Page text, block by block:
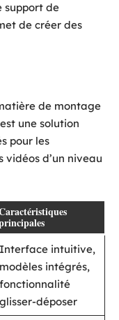
support de
de créer des
de montage
une solution
pour les
d’un niveau
Interface intuitive,
modèles intégrés,
fonctionnalité
glisser-déposer